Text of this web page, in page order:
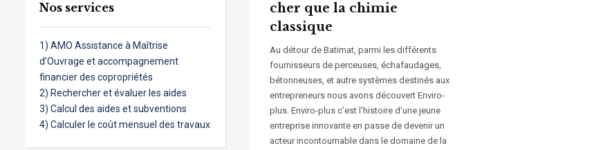
Nos services
1) AMO Assistance à Maîtrise
d’Ouvrage et accompagnement
financier des copropriétés
2) Rechercher et évaluer les aides
3) Calcul des aides et subventions
4) Calculer le coût mensuel des travaux
cher que la chimie
classique
Au détour de Batimat, parmi les différents
fournisseurs de perceuses, échafaudages,
bétonneuses, et autre systèmes destinés aux
entrepreneurs nous avons découvert Enviro-
plus. Enviro-plus c’est l’histoire d’une jeune
entreprise innovante en passe de devenir un
acteur incontournable dans le domaine de la